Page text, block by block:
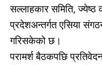
सल्लाहकार समिति, ज्येष्ठ
प्रदेशअन्तर्गत एसिया
गरिसकेको छ।
परामर्श बैठकपछि